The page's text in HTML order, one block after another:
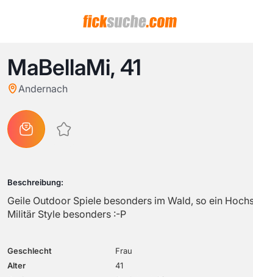
MaBellaMi, 41
Andernach
Beschreibung:
Geile Outdoor Spiele besonders im Wald, so ein
Militär Style besonders :-P
Geschlecht Frau
Alter
41